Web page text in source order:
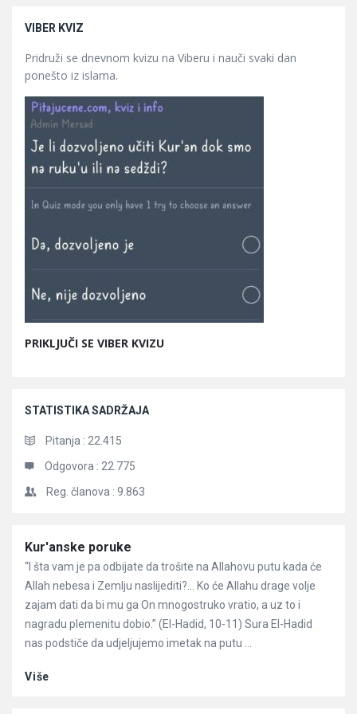
VIBER KVIZ
Pridruži se dnevnom kvizu na Viberu i nauči svaki dan
ponešto iz islama.
PRIKLJUČI SE VIBER KVIZU
STATISTIKA SADRŽAJA
Pitanja : 22.415
Odgovora : 22.775
Reg. članova : 9.863
Članci
Kur'anske poruke
“I šta vam je pa odbijate da trošite na Allahovu putu kada će
Allah nebesa i Zemlju naslijediti?… Ko će Allahu drage volje
zajam dati da bi mu ga On mnogostruko vratio, a uz to i
nagradu plemenitu dobio.” (El-Hadid, 10-11) Sura El-Hadid
nas podstiče da udjeljujemo imetak na putu ...
Više